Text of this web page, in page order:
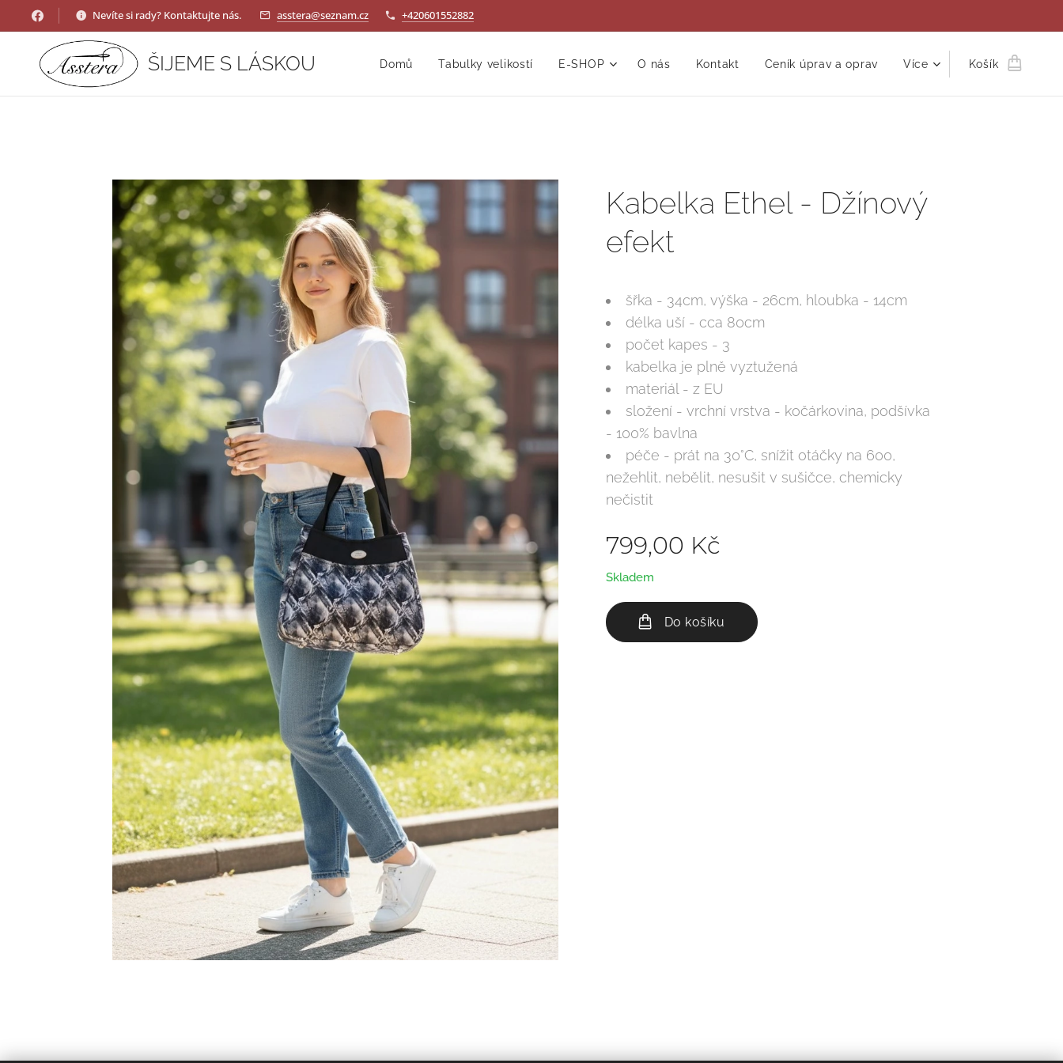
Nevíte si rady? Kontaktujte nás. asstera@seznam.cz +420601552882
ŠIJEME S LÁSKOU Domů Tabulky velikostí E-SHOP O nás Kontakt Ceník úprav a oprav Více Košík
Kabelka Ethel - Džínový
efekt
šřka - 34cm, výška - 26cm, hloubka - 14cm
délka uší - cca 80cm
počet kapes - 3
kabelka je plně vyztužená
materiál - z EU
složení - vrchní vrstva - kočárkovina, podšívka
- 100% bavlna
péče - prát na 30°C, snížit otáčky na 600,
nežehlit, nebělit, nesušit v sušičce, chemicky
nečistit
799,00 Kč
Skladem
Do košíku